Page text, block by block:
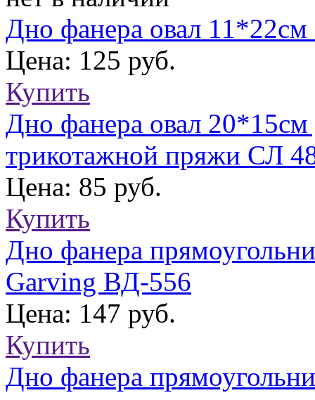
Дно фанера овал
Цена: 125 руб.
Купить
Дно фанера овал 20*15см
трикотажной пряжи СЛ
Цена: 85 руб.
Купить
Дно фанера
Garving ВД-556
Цена: 147 руб.
Купить
Дно фанера